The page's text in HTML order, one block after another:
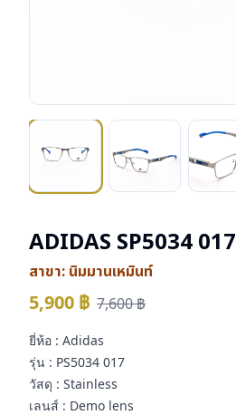
ADIDAS SP5034 017
สาขา: นิมมานเหมินท์
5,900 ฿ 7,600฿
ยี่ห้อ : Adidas
รุ่น : PS5034 017
วัสดุ : Stainless
เลนส์ : Demo lens